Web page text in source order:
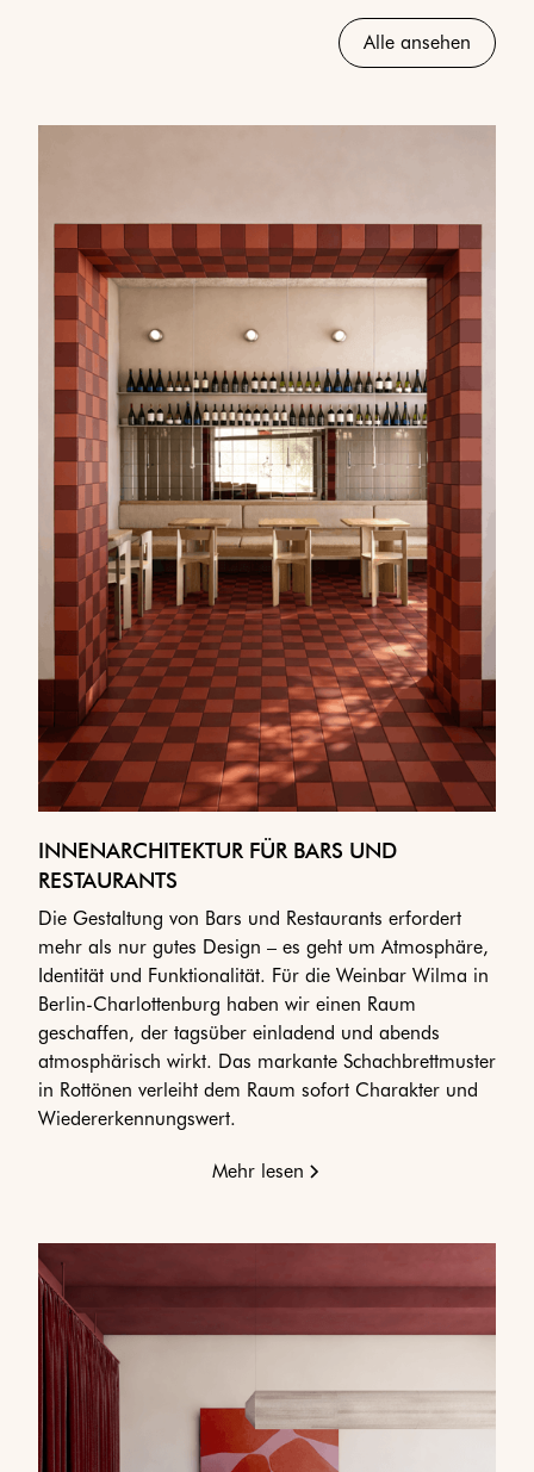
Alle ansehen
INNENARCHITEKTUR FÜR BARS UND
RESTAURANTS
Die Gestaltung von Bars und Restaurants erfordert
mehr als nur gutes Design – es geht um Atmosphäre,
Identität und Funktionalität. Für die Weinbar Wilma in
Berlin-Charlottenburg haben wir einen Raum
geschaffen, der tagsüber einladend und abends
atmosphärisch wirkt. Das markante Schachbrettmuster
in Rottönen verleiht dem Raum sofort Charakter und
Wiedererkennungswert.
Mehr lesen